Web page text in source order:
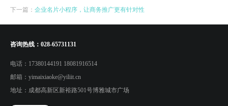
下一篇： 企业名片小程序，让商务推广更有针对性
咨询热线： 028-65731131
电话： 17380144191 18081916514
邮箱： yimaixiaoke@yiliit.cn
地址： 成都高新区新裕路501号博雅城市广场